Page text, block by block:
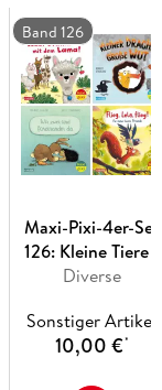
Band 126
Maxi-Pixi-4er-Set
126: Kleine Tiere -
große Gefühle
Diverse
Sonstiger Artikel
10,00 €*